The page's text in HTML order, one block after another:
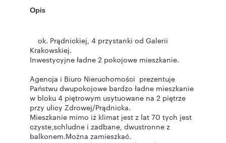
Opis
ok. Prądnickiej, 4 przystanki od Galerii
Krakowskiej.
Inwestycyjne ładne 2 pokojowe mieszkanie.
Agencja i Biuro Nieruchomości prezentuje
Państwu dwupokojowe bardzo ładne mieszkanie
w bloku 4 piętrowym usytuowane na 2 piętrze
przy ulicy Zdrowej/Prądnicka.
Mieszkanie mimo iż klimat jest z lat 70 tych jest
czyste,schludne i zadbane, dwustronne z
balkonem.Można zamieszkać.